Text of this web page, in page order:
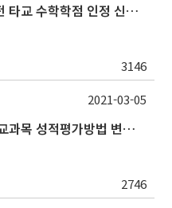
2021학년도 1학기 본교 입학전 타교 수학학점 인정 신청 안내
3146
2021학년도 1학기 개설 교양 교과목 성적평가방법 변경 안내
2746
2021-03-05